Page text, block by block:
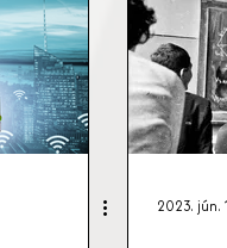
2023. jún.